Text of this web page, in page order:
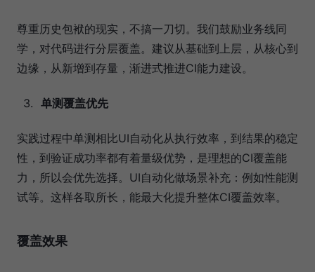
尊重历史包袱的现实，不搞一刀切。我们鼓励业务线同
学，对代码进行分层覆盖。建议从基础到上层，从核心到
边缘，从新增到存量，渐进式推进CI能力建设。
单测覆盖优先
实践过程中单测相比UI自动化从执行效率，到结果的稳定
性，到验证成功率都有着量级优势，是理想的CI覆盖能
力，所以会优先选择。UI自动化做场景补充：例如性能测
试等。这样各取所长，能最大化提升整体CI覆盖效率。
覆盖效果